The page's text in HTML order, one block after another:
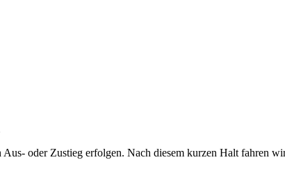
oder Zustieg erfolgen. Nach diesem kurzen Halt fahren